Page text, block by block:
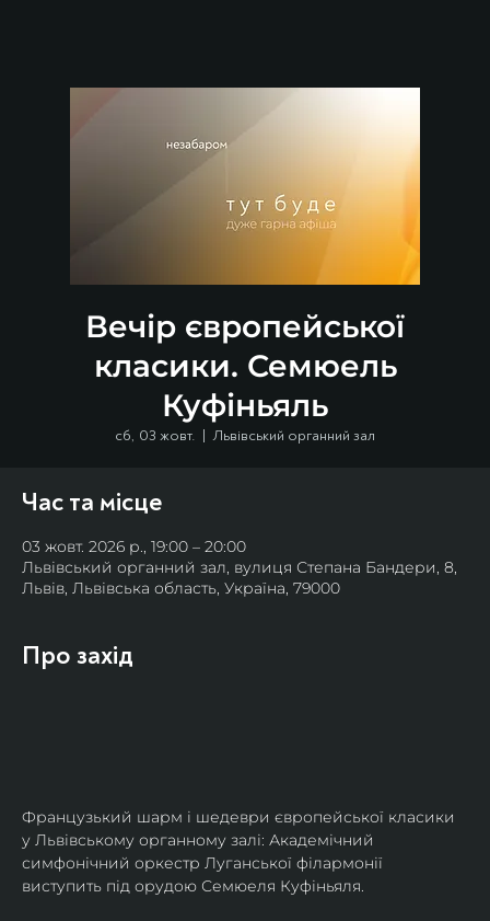
Вечір європейської
класики. Семюель
Куфіньяль
сб, 03 жовт.
  |
Львівський органний зал
Час та місце
03 жовт. 2026 р., 19:00 – 20:00
Львівський органний зал, вулиця Степана Бандери, 8,
Львів, Львівська область, Україна, 79000
Про захід
Французький шарм і шедеври європейської класики
у Львівському органному залі: Академічний
симфонічний оркестр Луганської філармонії
виступить під орудою Семюеля Куфіньяля.